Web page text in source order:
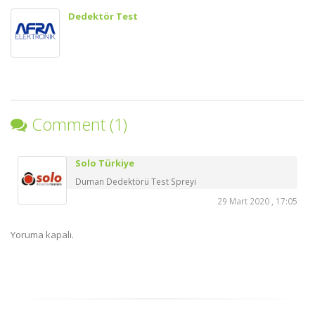
Dedektör Test
Comment (1)
Solo Türkiye
Duman Dedektörü Test Spreyi
29 Mart 2020 , 17:05
Yoruma kapalı.